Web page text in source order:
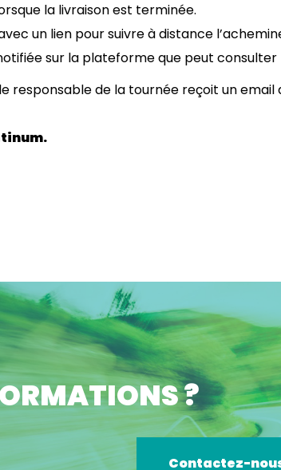
la livraison est terminée.
un lien pour suivre à distance
sur la plateforme que peut
responsable de la tournée reçoit un email
?
Contactez-